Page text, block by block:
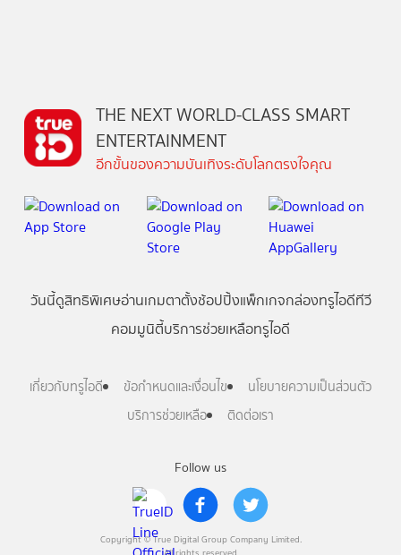
Follow us
Copyright © True Digital Group Company Limited.
THE NEXT WORLD-CLASS SMART
ENTERTAINMENT
อีกขั้นของความบันเทิงระดับโลกตรงใจคุณ
วันนี้ดูสิทธิพิเศษอ่านเกมตาตั้งช้อปปิ้งแพ็กเกจกล่องทรูไอดีทีวี
คอมมูนิตี้บริการช่วยเหลือทรูไอดี
เกี่ยวกับทรูไอดี ข้อกำหนดและเงื่อนไข
นโยบายความเป็นส่วนตัว
บริการช่วยเหลือ
ติดต่อเรา